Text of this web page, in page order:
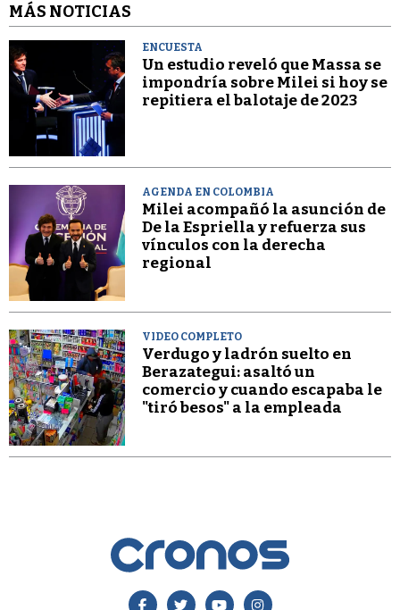
MÁS NOTICIAS
ENCUESTA
Un estudio reveló que Massa se
impondría sobre Milei si hoy se
repitiera el balotaje de 2023
AGENDA EN COLOMBIA
Milei acompañó la asunción de
De la Espriella y refuerza sus
vínculos con la derecha
regional
VIDEO COMPLETO
Verdugo y ladrón suelto en
Berazategui: asaltó un
comercio y cuando escapaba le
"tiró besos" a la empleada